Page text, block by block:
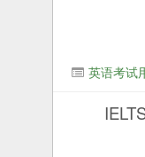
英语考试